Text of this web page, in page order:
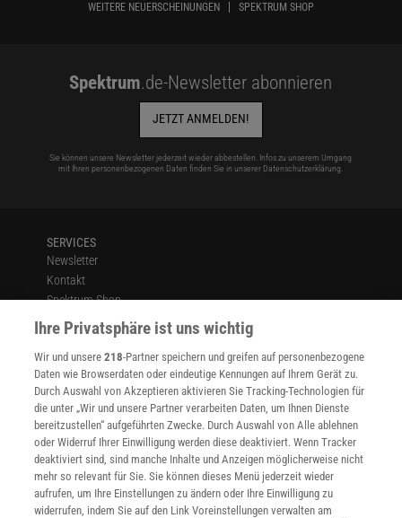
WEITERE NEUERSCHEINUNGEN SPEKTRUM SHOP
Spektrum.de-Newsletter abonnieren
JETZT ANMELDEN!
Sie können unsere Newsletter jederzeit wieder abbestellen. Infos zu unserem Umgang
mit Ihren personenbezogenen Daten finden Sie in unserer Datenschutzerklärung
SERVICES
Newsletter
Kontakt
Spektrum Shop
Im Handel kaufen
Presse
Verträge kündigen
INFO
Mediadaten
Datenschutz
Nutzungsbedingungen
Cookie-Einstellungen
Utiq verwalten
Nutzungsbasierte Onlinewerbung
Ihre Privatsphäre ist uns wichtig
Wir und unsere218-Partner speichern und greifen auf personenbezogene
Daten wie Browserdaten oder eindeutige Kennungen auf Ihrem Gerät zu.
Durch Auswahl von Akzeptieren aktivieren Sie Tracking-Technologien für
die unter „Wir und unsere Partner verarbeiten Daten, um Ihnen Dienste
bereitzustellen“ aufgeführten Zwecke. Durch Auswahl von Alle ablehnen
oder Widerruf Ihrer Einwilligung werden diese deaktiviert. Wenn Tracker
deaktiviert sind, sind manche Inhalte und Anzeigen möglicherweise nicht
mehr so relevant für Sie. Sie können dieses Menü jederzeit wieder
aufrufen, um Ihre Einstellungen zu ändern oder Ihre Einwilligung zu
widerrufen, indem Sie auf den Link Voreinstellungen verwalten am